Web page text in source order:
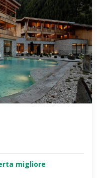
migliore